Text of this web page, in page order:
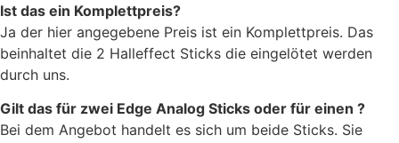
Ist das ein Komplettpreis?
Ja der hier angegebene Preis ist ein Komplettpreis. Das
beinhaltet die 2 Halleffect Sticks die eingelötet werden
durch uns.
Gilt das für zwei Edge Analog Sticks oder für einen ?
Bei dem Angebot handelt es sich um beide Sticks. Sie